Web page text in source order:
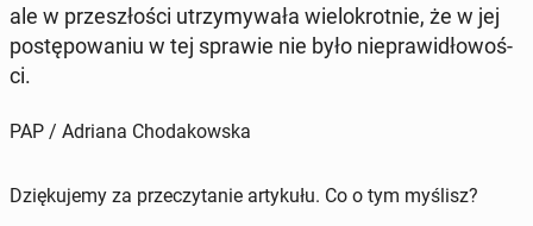
ale w przeszłoś­ci utrzymy­wała wielokrot­nie, że w jej
postępowa­niu w tej sprawie nie było niepraw­idłowoś­
ci.
PAP / Adriana Chodakowska
Dziękujemy za przeczytanie artykułu. Co o tym myślisz?